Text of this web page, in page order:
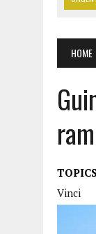
7
7
HOME
Vinci